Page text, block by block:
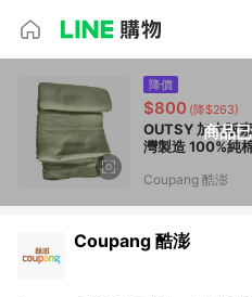
商品
降價
$800 (降$263)
OUTSY 加大版
Coupang 酷澎
Coupang 酷澎